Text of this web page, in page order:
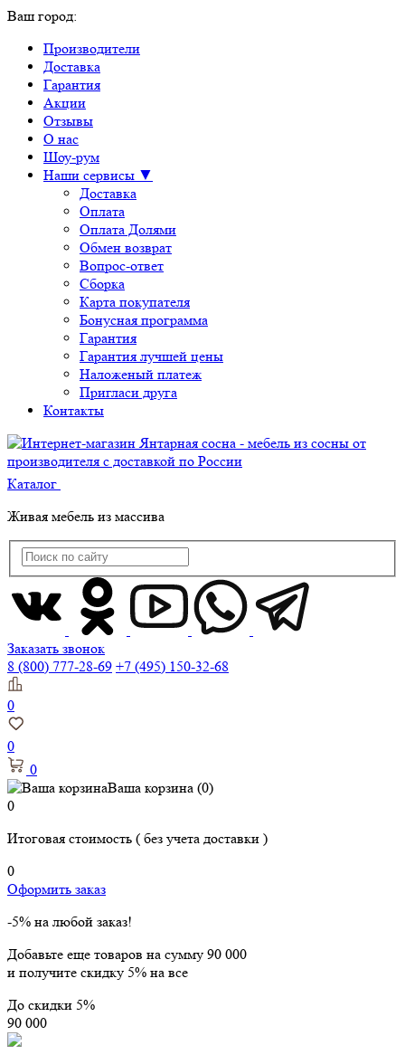
Ваш город:
Производители
Доставка
Гарантия
Акции
Отзывы
О нас
Шоу-рум
Наши сервисы ▼
Доставка
Оплата
Оплата Долями
Обмен возврат
Вопрос-ответ
Сборка
Карта покупателя
Бонусная программа
Гарантия
Гарантия лучшей цены
Наложеный платеж
Пригласи друга
Контакты
Каталог
Живая мебель из массива
Заказать звонок
8 (800) 777-28-69 +7 (495) 150-32-68
0
0
0
Ваша корзина (0)
0
Итоговая стоимость ( без учета доставки )
0
Оформить заказ
-5% на любой заказ!
Добавьте еще товаров на сумму 90 000
и получите скидку 5% на все
До скидки 5%
90 000